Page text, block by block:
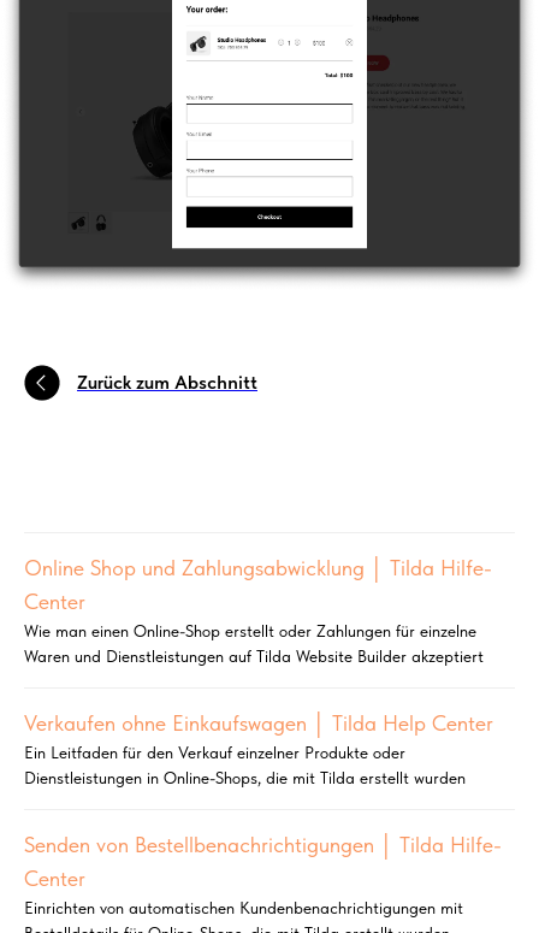
Zurück zum Abschnitt
Online Shop und Zahlungsabwicklung │ Tilda Hilfe-
Center
Wie man einen Online-Shop erstellt oder Zahlungen für einzelne
Waren und Dienstleistungen auf Tilda Website Builder akzeptiert
Verkaufen ohne Einkaufswagen │ Tilda Help Center
Ein Leitfaden für den Verkauf einzelner Produkte oder
Dienstleistungen in Online-Shops, die mit Tilda erstellt wurden
Senden von Bestellbenachrichtigungen │ Tilda Hilfe-
Center
Einrichten von automatischen Kundenbenachrichtigungen mit